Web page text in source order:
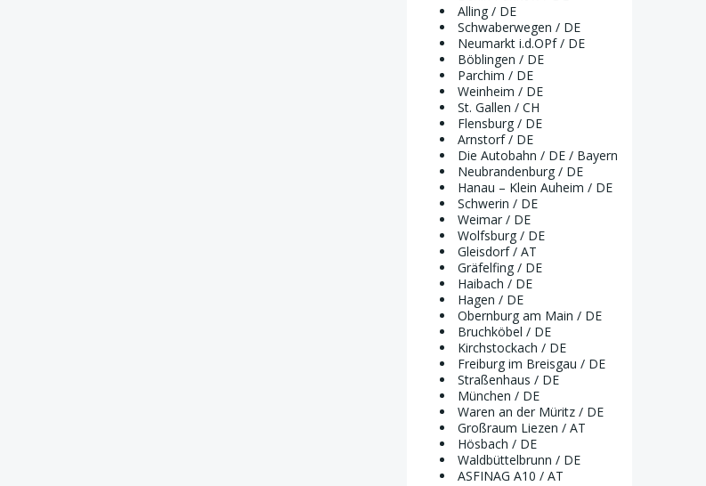
Alling / DE
Schwaberwegen / DE
Neumarkt i.d.OPf / DE
Böblingen / DE
Parchim / DE
Weinheim / DE
St. Gallen / CH
Flensburg / DE
Arnstorf / DE
Die Autobahn / DE / Bayern
Neubrandenburg / DE
Hanau – Klein Auheim / DE
Schwerin / DE
Weimar / DE
Wolfsburg / DE
Gleisdorf / AT
Gräfelfing / DE
Haibach / DE
Hagen / DE
Obernburg am Main / DE
Bruchköbel / DE
Kirchstockach / DE
Freiburg im Breisgau / DE
Straßenhaus / DE
München / DE
Waren an der Müritz / DE
Großraum Liezen / AT
Hösbach / DE
Waldbüttelbrunn / DE
ASFINAG A10 / AT